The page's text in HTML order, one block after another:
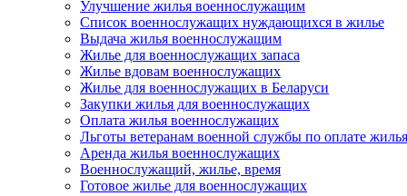
Улучшение жилья военнослужащим
Список военнослужащих нуждающихся в жилье
Выдача жилья военнослужащим
Жилье для военнослужащих запаса
Жилье вдовам военнослужащих
Жилье для военнослужащих в Беларуси
Закупки жилья для военнослужащих
Оплата жилья военнослужащих
Льготы ветеранам военной службы по оплате жилья
Аренда жилья военнослужащих
Военнослужащий, жилье, время
Готовое жилье для военнослужащих